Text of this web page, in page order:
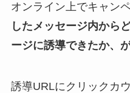
オンライン上でキャン
したメッセージ内から
ージに誘導できたか、
誘導URLにクリックカ